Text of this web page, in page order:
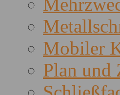
Mobiler
Plan und